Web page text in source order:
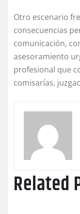
Otro escenario
consecuencias
comunicación,
asesoramiento
profesional que
comisarías,
Related